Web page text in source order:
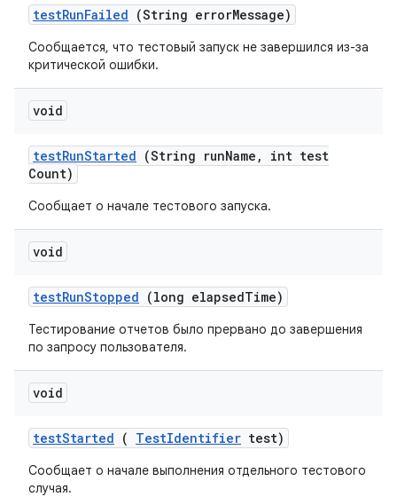
testRunFailed (String errorMessage)
Сообщается, что тестовый запуск не завершился из-за
критической ошибки.
void
testRunStarted (String runName ,
int test
Count)
Сообщает о начале тестового запуска.
void
testRunStopped (long elapsedTime)
Тестирование отчетов было прервано до завершения
по запросу пользователя.
void
testStarted ( TestIdentifier test)
Сообщает о начале выполнения отдельного тестового
случая.